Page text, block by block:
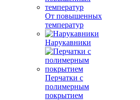
От повышенных
температур
Нарукавники
Перчатки с
полимерным
покрытием